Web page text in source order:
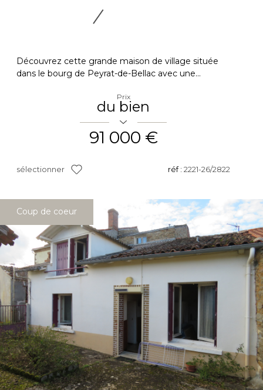
Découvrez cette grande maison de village située
dans le bourg de Peyrat-de-Bellac avec une...
Prix
du bien
91 000 €
sélectionner réf : 2221-26/2822
Coup de coeur